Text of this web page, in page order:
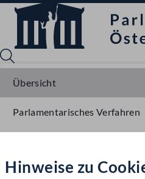
Hilfe
Hinweise zu
Übersicht
Parlamentarisches Verfahren
Ausschussberatungen BR